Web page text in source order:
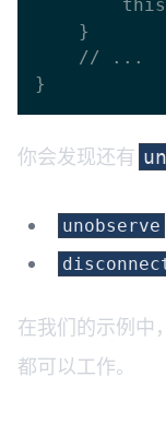
你会发现还有
unobserve
在我们的示例中
都可以工作。